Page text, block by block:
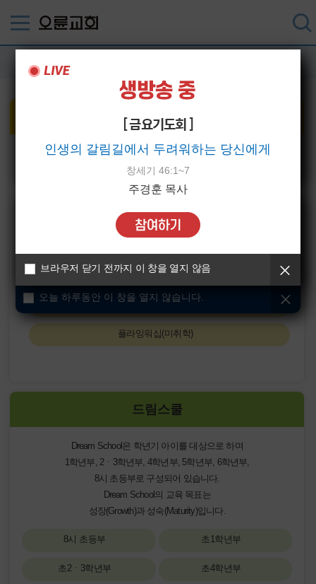
드림키즈
Dream Kids는 영아부(0-3세), 유아부(36개월-5세),
유치부(6-7세)를 대상으로 사역합니다.
Dream Kids의 교육목표는 생명(Life)입니다.
목표로 하고 있습니다.
유아부(36개월-5세)
유치부(6-7세)
플라잉워십(미취학)
드림스쿨
Dream School은 학년기 아이를 대상으로 하며
1학년부, 2ㆍ3학년부, 4학년부, 5학년부, 6학년부,
8시 초등부로 구성되어 있습니다.
Dream School의 교육 목표는
성장(Growth)과 성숙(Maturity)입니다.
8시 초등부 초1학년부
초2ㆍ3학년부 초4학년부
오늘 하루동안 이 창을 열지 않습니다.
오늘 하루동안 이 창을 열지 않습니다.
[ 금요기도회 ]
인생의 갈림길에서 두려워하는 당신에게
창세기 46:1~7
주경훈 목사
브라우저 닫기 전까지 이 창을 열지 않음